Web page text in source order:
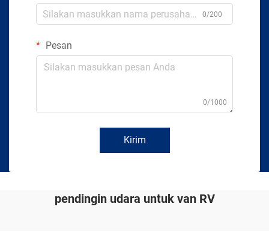
0/200
Pesan
0/1000
Kirim
pendingin udara untuk van RV